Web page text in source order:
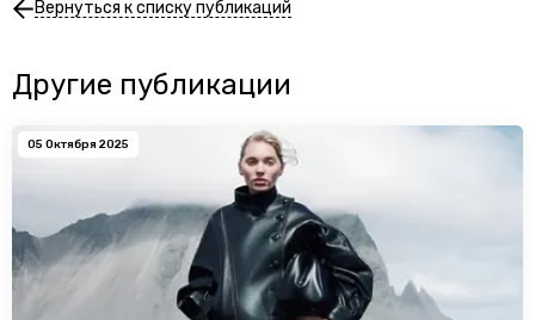
Вернуться к списку публикаций
Другие публикации
05 Октября 2025